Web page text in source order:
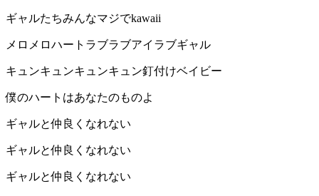
ギャルたちみんなマジでkawaii
メロメロハートラブラブアイラブギャル
キュンキュンキュンキュン釘付けベイビー
僕のハートはあなたのものよ
ギャルと仲良くなれない
ギャルと仲良くなれない
ギャルと仲良くなれない